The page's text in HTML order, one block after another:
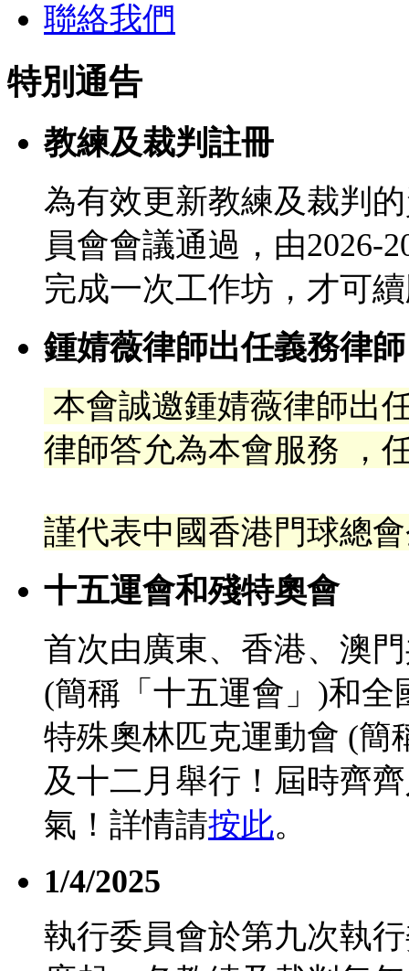
聯絡我們
特別通告
教練及裁判註冊
為有效更新教練及裁判
員會會議通過，由2026-
完成一次工作坊，才可
鍾婧薇律師出任義務律師
本會誠邀鍾婧薇律師出
律師答允為本會服務 ，
謹代表中國香港門球總
十五運會和殘特奧會
首次由廣東、香港、澳
(簡稱「十五運會」)和
特殊奧林匹克運動會 (簡
及十二月舉行！屆時齊
氣！詳情請按此。
1/4/2025
執行委員會於第九次執